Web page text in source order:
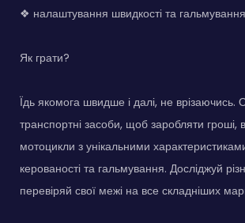
❖ налаштування швидкості та гальмування
Як грати?
Їдь якомога швидше і далі, не врізаючись.
транспортні засоби, щоб заробляти гроші,
мотоцикли з унікальними
керованості та гальмування. Досліджуй
перевіряй свої межі на все складніших